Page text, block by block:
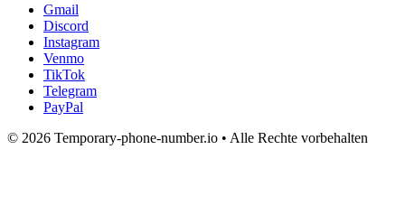
Gmail
Discord
Instagram
Venmo
TikTok
Telegram
PayPal
© 2026 Temporary-phone-number.io • Alle Rechte vorbehalten